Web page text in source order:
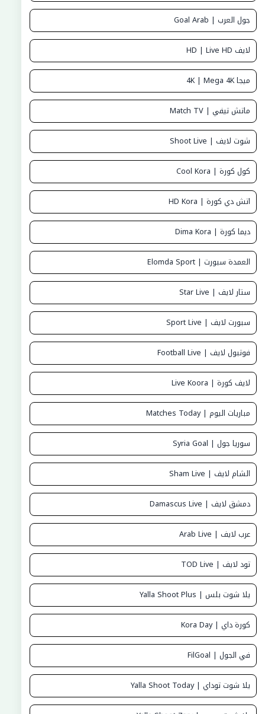
جول العرب | Goal Arab
لايف HD | Live HD
ميجا 4K | Mega 4K
ماتش تيفي | Match TV
شوت لايف | Shoot Live
كول كورة | Cool Kora
اتش دي كورة | HD Kora
ديما كورة | Dima Kora
العمدة سبورت | Elomda Sport
ستار لايف | Star Live
سبورت لايف | Sport Live
فوتبول لايف | Football Live
لايف كورة | Live Koora
مباريات اليوم | Matches Today
سوريا جول | Syria Goal
الشام لايف | Sham Live
دمشق لايف | Damascus Live
عرب لايف | Arab Live
تود لايف | TOD Live
يلا شوت بلس | Yalla Shoot Plus
كورة داي | Kora Day
في الجول | FilGoal
يلا شوت توداي | Yalla Shoot Today